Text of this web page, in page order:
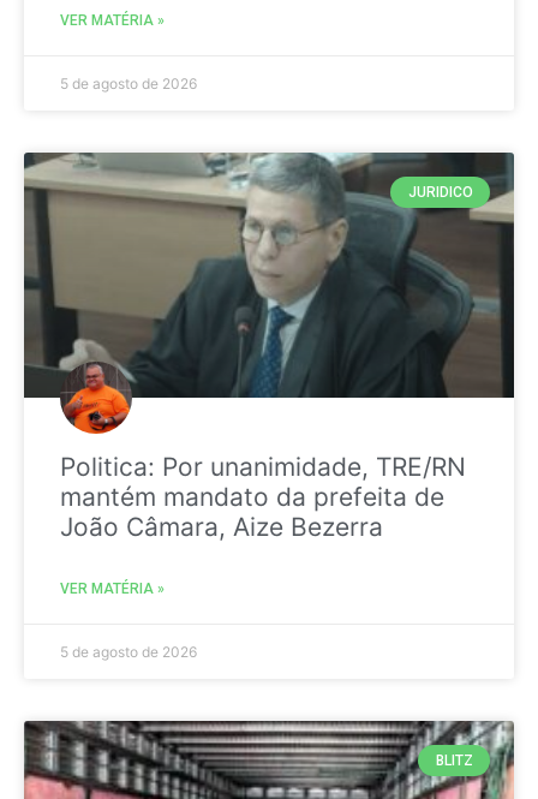
VER MATÉRIA »
5 de agosto de 2026
JURIDICO
Politica: Por unanimidade, TRE/RN
mantém mandato da prefeita de
João Câmara, Aize Bezerra
VER MATÉRIA »
5 de agosto de 2026
BLITZ